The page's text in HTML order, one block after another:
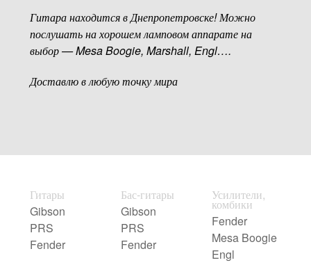
Гитара находится в Днепропетровске! Можно
послушать на хорошем ламповом аппарате на
выбор — Mesa Boogie, Marshall, Engl….
Доставлю в любую точку мира
Гитары
Gibson
PRS
Fender
Бас-гитары
Gibson
PRS
Fender
Усилители,
комбики
Fender
Mesa Boogie
Engl